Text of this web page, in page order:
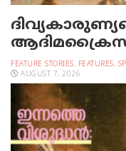
FEATURE STORIES, FEATURES,
AUGUST 7, 2026